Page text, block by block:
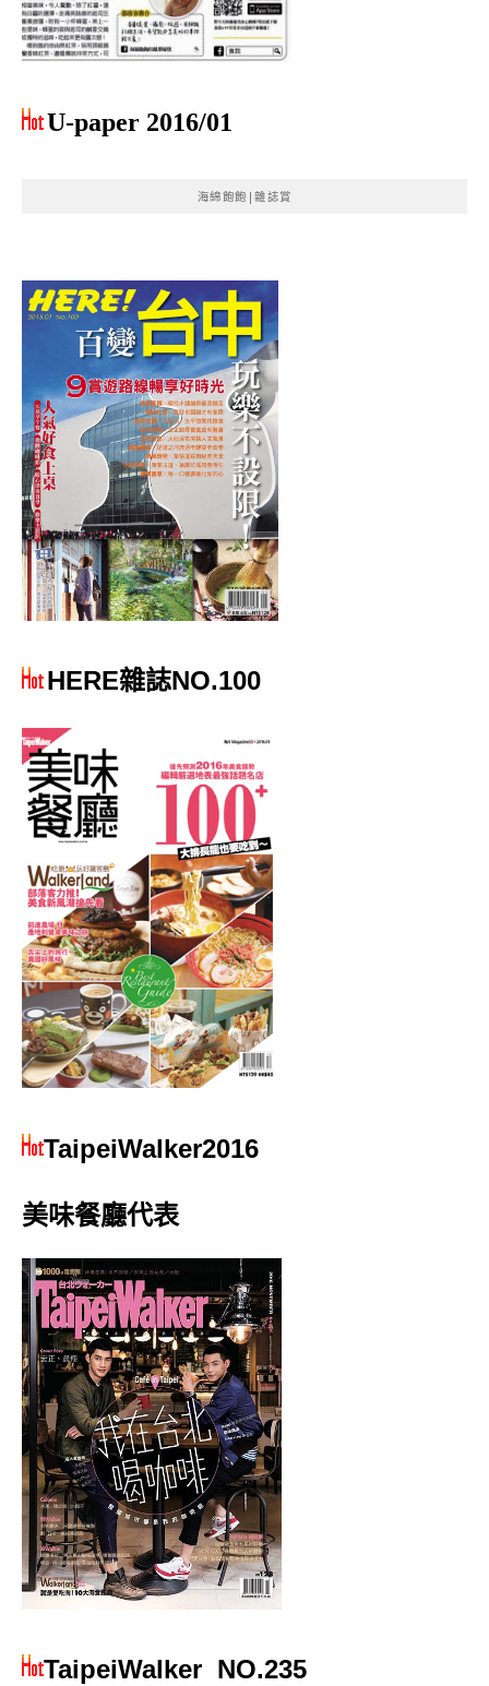
U-paper 2016/01
海綿飽飽|雜誌賞
HERE雜誌NO.100
TaipeiWalker2016
美味餐廳代表
TaipeiWalker NO.235